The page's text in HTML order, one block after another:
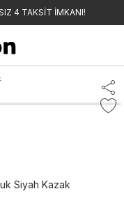
4 TAKSİT İMKANI!
Siyah Kazak